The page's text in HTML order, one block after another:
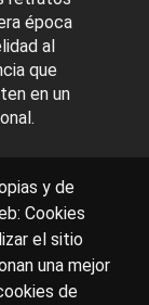
época
al
que
en un
en
y de
Cookies
el sitio
una mejor
de